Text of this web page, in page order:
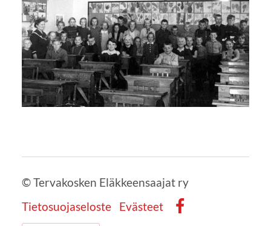
©Tervakosken Eläkkeensaajat ry
Tietosuojaseloste
Evästeet